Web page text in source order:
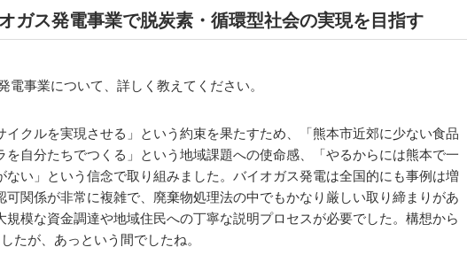
ガス発電事業で脱炭素・循環型社会の実現を目指す
電事業について、詳しく教えてください。
イクルを実現させる」という約束を果たすため、「熊本市近郊に少ない食品
を自分たちでつくる」という地域課題への使命感、「やるからには熊本で一
ない」という信念で取り組みました。バイオガス発電は全国的にも事例は増
可関係が非常に複雑で、廃棄物処理法の中でもかなり厳しい取り締まりがあ
規模な資金調達や地域住民への丁寧な説明プロセスが必要でした。構想から
たが、あっという間でしたね。